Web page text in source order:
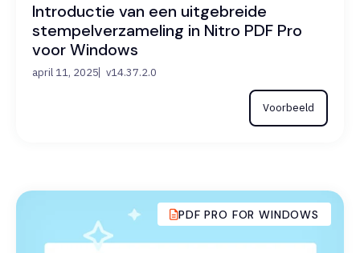
Introductie van een uitgebreide
stempelverzameling in Nitro PDF Pro
voor Windows
april 11, 2025 v14.37.2.0
Voorbeeld
PDF PRO FOR WINDOWS